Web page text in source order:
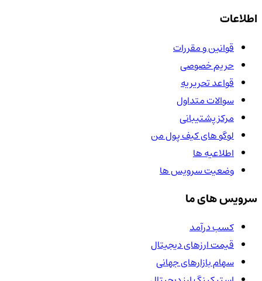
اطلاعات
قوانین و مقررات
حریم خصوصی
قواعد تحریریه
سوالات متداول
مرکز پشتیبانی
لوگو های کیف پول من
اطلاعیه ها
وضعیت سرویس ها
سرویس های ما
کسب درآمد
قیمت ارزهای دیجیتال
سهام بازارهای جهانی